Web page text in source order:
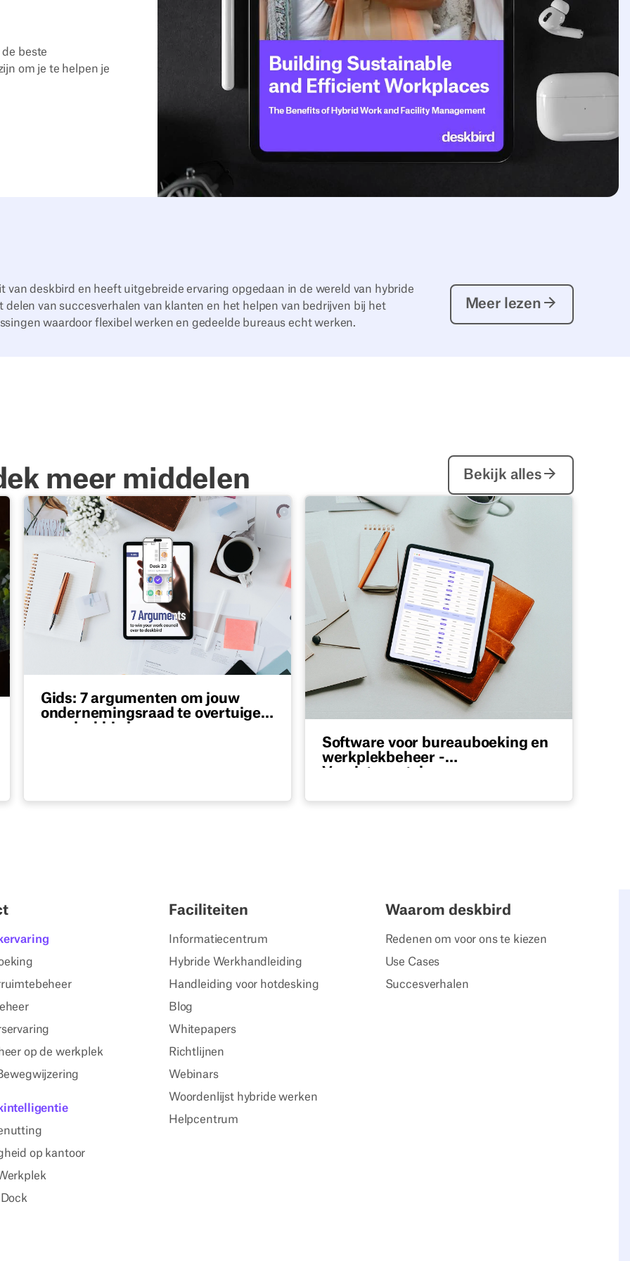
beste
om je te helpen je
van deskbird en heeft uitgebreide ervaring opgedaan in de wereld van hybride
delen van succesverhalen van klanten en het helpen van bedrijven bij het
waardoor flexibel werken en gedeelde bureaus echt werken.
Meer lezen
Meer lezen
meer middelen
Bekijk alles
Bekijk alles
jouw kantoorverhuizing begint
Gids: 7 argumenten om jouw ondernemingsraad te overtuigen van deskbird
Gids: 7 argumenten om jouw
ondernemingsraad te overtuigen
van deskbird
Software voor bureauboeking en werkplekbeheer -
Software voor bureauboeking en
werkplekbeheer -
Vereistencatalogus
op de werkplek
op kantoor
Faciliteiten
Informatiecentrum
Hybride Werkhandleiding
Handleiding voor hotdesking
Blog
Whitepapers
Richtlijnen
Webinars
Woordenlijst hybride werken
Helpcentrum
Waarom deskbird
Redenen om voor ons te kiezen
Use Cases
Succesverhalen